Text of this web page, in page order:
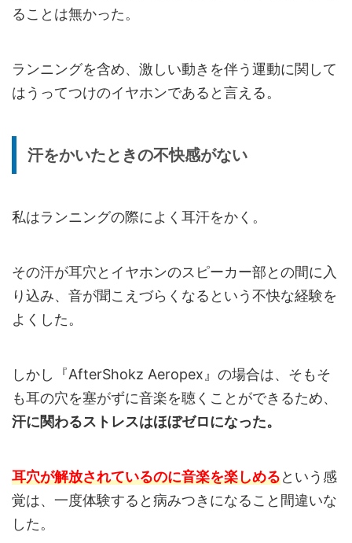
ることは無かった。
ランニングを含め、激しい動きを伴う運動に関して
はうってつけのイヤホンであると言える。
汗をかいたときの不快感がない
私はランニングの際によく耳汗をかく。
その汗が耳穴とイヤホンのスピーカー部との間に入
り込み、音が聞こえづらくなるという不快な経験を
よくした。
しかし『AfterShokz Aeropex』の場合は、そもそ
も耳の穴を塞がずに音楽を聴くことができるため、
汗に関わるストレスはほぼゼロになった。
耳穴が解放されているのに音楽を楽しめるという感
覚は、一度体験すると病みつきになること間違いな
した。